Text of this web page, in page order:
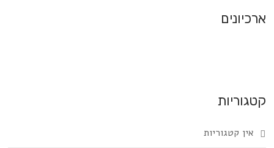
ארכיונים
קטגוריות
אין קטגוריות